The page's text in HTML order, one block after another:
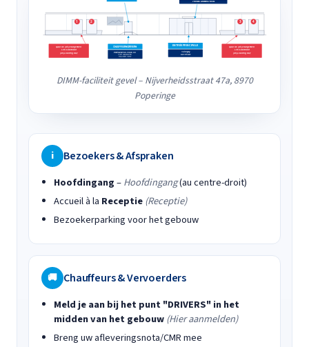
DIMM-faciliteit gevel – Nijverheidsstraat 47a, 8970
Poperinge
i Bezoekers & Afspraken
Hoofdingang–Hoofdingang(au centre-droit)
Accueil à la Receptie(Receptie)
Bezoekerparking voor het gebouw
🚚 Chauffeurs & Vervoerders
Meld je aan bij het punt "DRIVERS" in het
midden van het gebouw(Hier aanmelden)
Breng uw afleveringsnota/CMR mee